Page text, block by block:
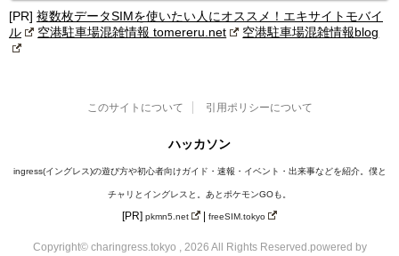
[PR] 複数枚データSIMを使いたい人にオススメ！エキサイトモバイ
ル
空港駐車場混雑情報 tomereru.net 空港駐車場混雑情報blog
このサイトについて 引用ポリシーについて
ハッカソン
ingress(イングレス)の遊び方や初心者向けガイド・速報・イベント・出来事などを紹介。僕と
チャリとイングレスと。あとポケモンGOも。
[PR]pkmn5.net | freeSIM.tokyo
Copyright© charingress.tokyo , 2026 All Rights Reserved. powered by